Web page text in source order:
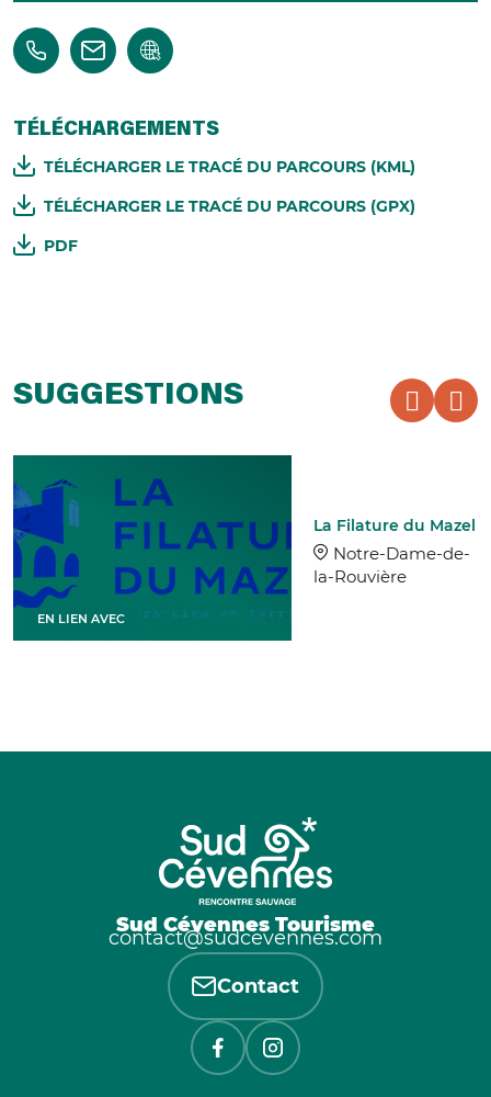
TÉLÉCHARGEMENTS
TÉLÉCHARGER LE TRACÉ DU PARCOURS (KML)
TÉLÉCHARGER LE TRACÉ DU PARCOURS (GPX)
PDF
SUGGESTIONS
La Filature du Mazel
Notre-Dame-de-
la-Rouvière
EN LIEN AVEC
Sud Cévennes Tourisme
contact@sudcevennes.com
Contact